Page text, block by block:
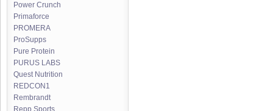
Power Crunch
Primaforce
PROMERA
ProSupps
Pure Protein
PURUS LABS
Quest Nutrition
REDCON1
Rembrandt